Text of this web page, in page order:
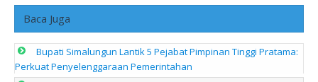
Baca Juga
Bupati Simalungun Lantik 5 Pejabat Pimpinan Tinggi Pratama:
Perkuat Penyelenggaraan Pemerintahan